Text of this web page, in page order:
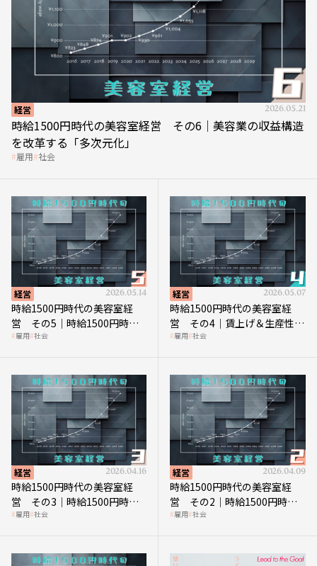
経営 2026.05.21
時給1500円時代の美容室経営 その6｜美容業の収益構造
を改革する「多次元化」
雇用 社会
経営 2026.05.14
時給1500円時代の美容室経
営 その5｜時給1500円時代
の到来は美容業の収益構造を
雇用 社会
経営 2026.05.07
時給1500円時代の美容室経
営 その4｜賃上げ＆生産性向
上につなげる賢い助成金活用
雇用 社会
経営 2026.04.16
時給1500円時代の美容室経
営 その3｜時給1500円時
代、美容業はどのような影響
雇用 社会
経営 2026.04.09
時給1500円時代の美容室経
営 その2｜時給1500円時代
に支払う給与はいくらなのか
雇用 社会